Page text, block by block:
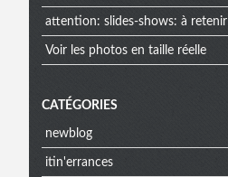
attention: slides-shows: à retenir
Voir les photos en taille réelle
CATÉGORIES
newblog
itin'errances